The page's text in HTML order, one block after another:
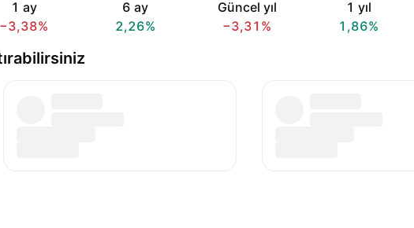
1 ay
−3,38%
6 ay
2,26%
Güncel yıl
−3,31%
1 yıl
1,86%